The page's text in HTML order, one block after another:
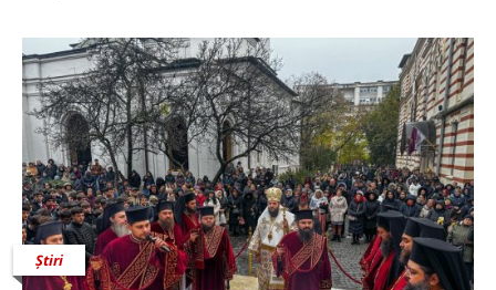
Știri